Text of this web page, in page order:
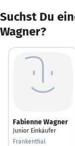
Suchst Du
Wagner?
Fabienne Wagner
Junior Einkäufer
Frankenthal